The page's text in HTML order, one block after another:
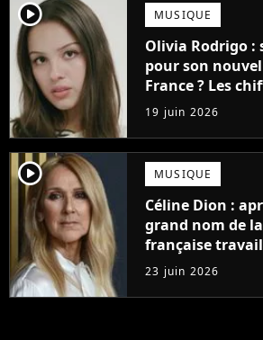
player2 MUSIQUE
Olivia Rodrigo :
pour son
France ? Les
sont enfin
19 juin 2026
player2 MUSIQUE
Céline Dion :
grand nom de
française
nouvel album !
23 juin 2026